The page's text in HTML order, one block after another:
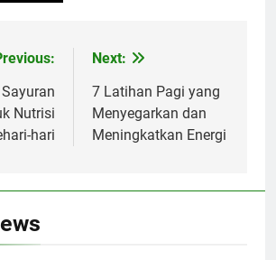
Nutrisi
hari
Next:
7 Latihan Pagi yang
Menyegarkan dan
Meningkatkan Energi